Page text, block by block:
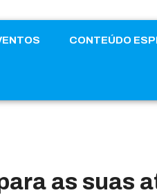
CONTEÚDO
as suas